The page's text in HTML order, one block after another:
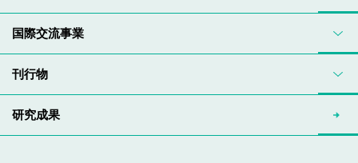
国際交流事業
刊行物
研究成果